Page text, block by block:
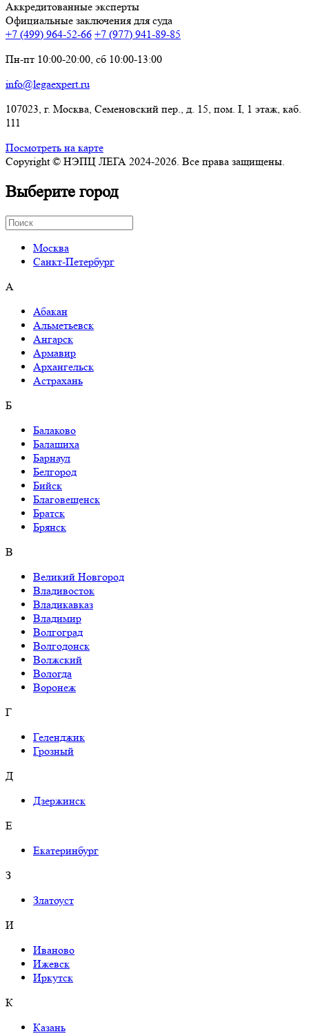
Аккредитованные эксперты
Официальные заключения для суда
+7 (499) 964-52-66 +7 (977) 941-89-85
Пн-пт 10:00-20:00, сб 10:00-13:00
info@legaexpert.ru
107023, г. Москва, Семеновский пер., д. 15, пом. I, 1 этаж, каб.
111
Посмотреть на карте
Copyright © НЭПЦ ЛЕГА 2024-2026. Все права защищены.
Выберите город
Москва
Санкт-Петербург
А
Абакан
Альметьевск
Ангарск
Армавир
Архангельск
Астрахань
Б
Балаково
Балашиха
Барнаул
Белгород
Бийск
Благовещенск
Братск
Брянск
В
Великий Новгород
Владивосток
Владикавказ
Владимир
Волгоград
Волгодонск
Волжский
Вологда
Воронеж
Г
Геленджик
Грозный
Д
Дзержинск
Е
Екатеринбург
З
Златоуст
И
Иваново
Ижевск
Иркутск
К
Казань